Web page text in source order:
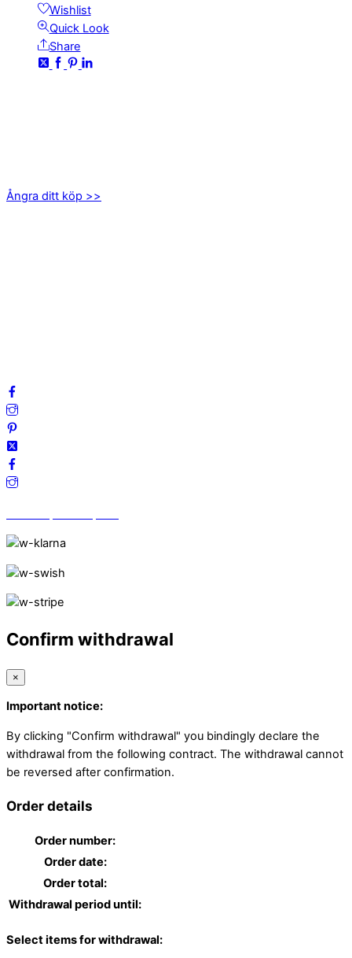
Wishlist
Quick Look
Share
Ångra ditt köp >>
Confirm withdrawal
×
Important notice:
By clicking "Confirm withdrawal" you bindingly declare the
withdrawal from the following contract. The withdrawal cannot
be reversed after confirmation.
Order details
Order number:
Order date:
Order total:
Withdrawal period until:
Select items for withdrawal: